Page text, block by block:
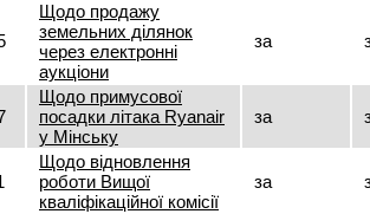
Щодо продажу
земельних ділянок
через електронні
аукціони
за
Щодо примусової
посадки літака Ryаnair
у Мінську
за
Щодо відновлення
роботи Вищої
кваліфікаційної комісії
за